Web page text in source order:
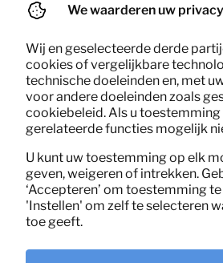
We waarderen uw privacy
Wij en geselecteerde derde
cookies of vergelijkbare
technische doeleinden en, met
voor andere doeleinden zoals
cookiebeleid. Als u
gerelateerde functies mogelijk
U kunt uw toestemming op elk
geven, weigeren of intrekken.
‘Accepteren’ om toestemming
'Instellen' om zelf te selecteren
toe geeft.